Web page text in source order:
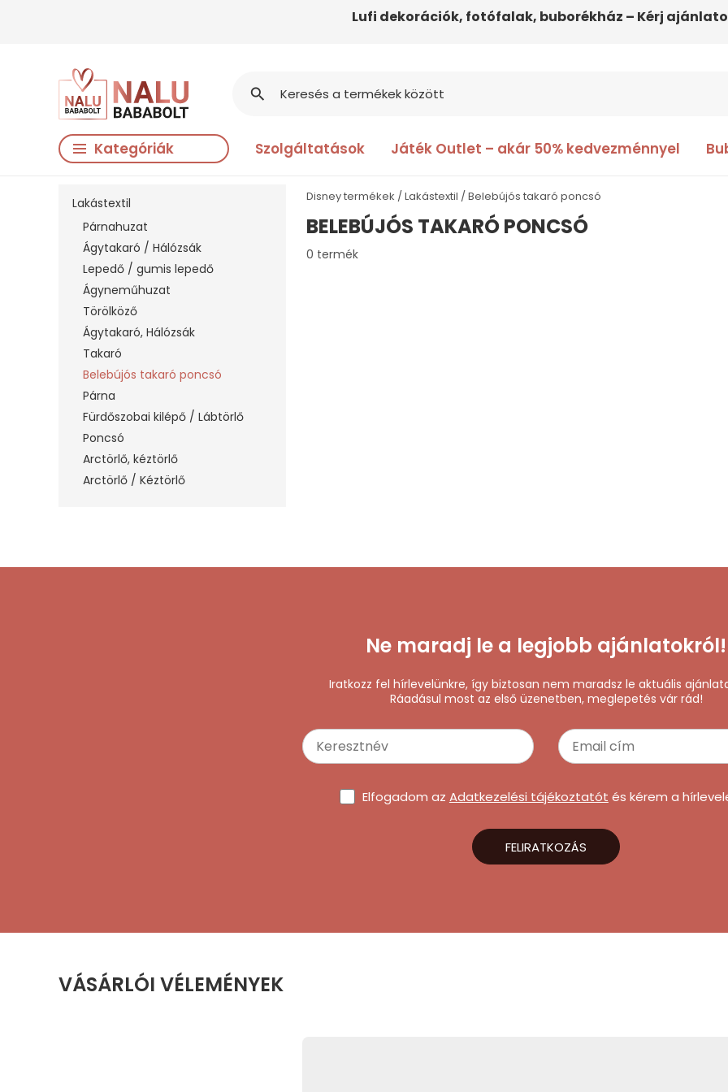
Lufi dekorációk, fotófalak, buborékház – Kérj
Kategóriák Szolgáltatások Játék Outlet – akár 50% kedvezménnyel
search
Lakástextil
Párnahuzat
Ágytakaró / Hálózsák
Lepedő / gumis lepedő
Ágyneműhuzat
Törölköző
Ágytakaró, Hálózsák
Takaró
Belebújós takaró poncsó
Párna
Fürdőszobai kilépő / Lábtörlő
Poncsó
Arctörlő, kéztörlő
Arctörlő / Kéztörlő
Disney termékek Lakástextil Belebújós takaró poncsó
BELEBÚJÓS TAKARÓ PONCSÓ
0 termék
Ne maradj le a legjobb ajánlatokról!
Iratkozz fel hírlevelünkre, így biztosan nem maradsz le aktuális
Ráadásul most az első üzenetben, meglepetés vár rád!
Elfogadom az Adatkezelési tájékoztatót és kérem a
FELIRATKOZÁS
VÁSÁRLÓI VÉLEMÉNYEK